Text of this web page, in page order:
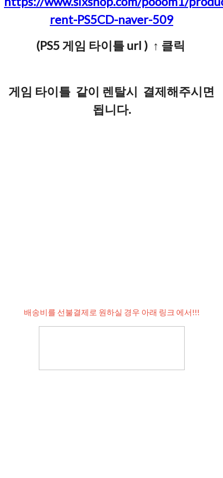
rent-PS5CD-naver-509
(PS5 게임 타이틀 url ) ↑ 클릭
게임 타이틀 같이 렌탈시 결제해주시면
됩니다.
배송비를 선불결제로 원하실 경우 아래 링크 에서!!!